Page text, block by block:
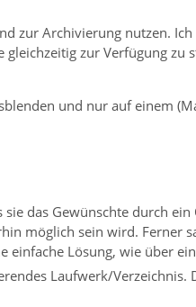
zur Archivierung nutzen.
zur Verfügung zu
und nur auf einem
sie das Gewünschte durch
möglich sein wird. Ferner
Lösung, wie über
Laufwerk/